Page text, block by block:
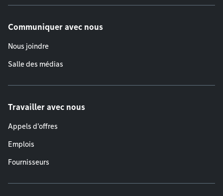
Communiquer avec nous
Nous joindre
Salle des médias
Travailler avec nous
Appels d'offres
Emplois
Fournisseurs